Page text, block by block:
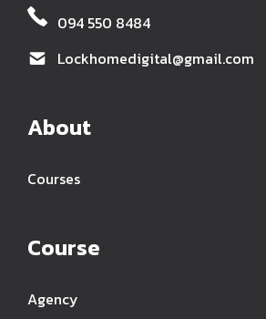
094 550 8484
Lockhomedigital@gmail.com
About
Courses
Course
Agency